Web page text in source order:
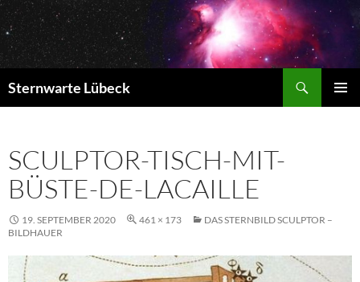
Zum
Inhalt
springen
Sternwarte Lübeck
SCULPTOR-TISCH-MIT-
BÜSTE-DE-LACAILLE
19. SEPTEMBER 2020 461 × 173
DAS STERNBILD SCULPTOR –
BILDHAUER